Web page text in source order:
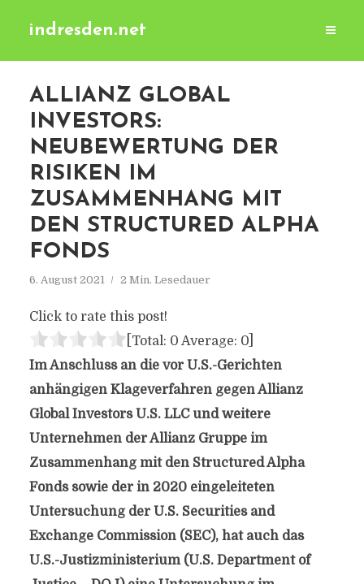
indresden.net
ALLIANZ GLOBAL
INVESTORS:
NEUBEWERTUNG DER
RISIKEN IM
ZUSAMMENHANG MIT
DEN STRUCTURED ALPHA
FONDS
6. August 2021 2 Min. Lesedauer
Click to rate this post!
[Total: 0 Average: 0]
Im Anschluss an die vor U.S.-Gerichten
anhängigen Klageverfahren gegen Allianz
Global Investors U.S. LLC und weitere
Unternehmen der Allianz Gruppe im
Zusammenhang mit den Structured Alpha
Fonds sowie der in 2020 eingeleiteten
Untersuchung der U.S. Securities and
Exchange Commission (SEC), hat auch das
U.S.-Justizministerium (U.S. Department of